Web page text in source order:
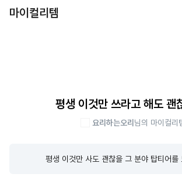
마이컬리템
평생 이것만 쓰라고 해도 괜
요리하는오리 님의 마이컬리
평생 이것만 사도 괜찮을 그 분야 탑티어를